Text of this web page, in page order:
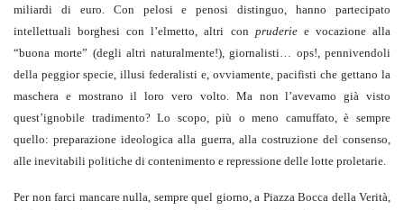
miliardi di euro. Con pelosi e penosi distinguo, hanno partecipato
intellettuali borghesi con l’elmetto, altri con pruderie e vocazione alla
“buona morte” (degli altri naturalmente!), giornalisti… ops!, pennivendoli
della peggior specie, illusi federalisti e, ovviamente, pacifisti che gettano la
maschera e mostrano il loro vero volto. Ma non l’avevamo già visto
quest’ignobile tradimento? Lo scopo, più o meno camuffato, è sempre
quello: preparazione ideologica alla guerra, alla costruzione del consenso,
alle inevitabili politiche di contenimento e repressione delle lotte proletarie.
Per non farci mancare nulla, sempre quel giorno, a Piazza Bocca della Verità,